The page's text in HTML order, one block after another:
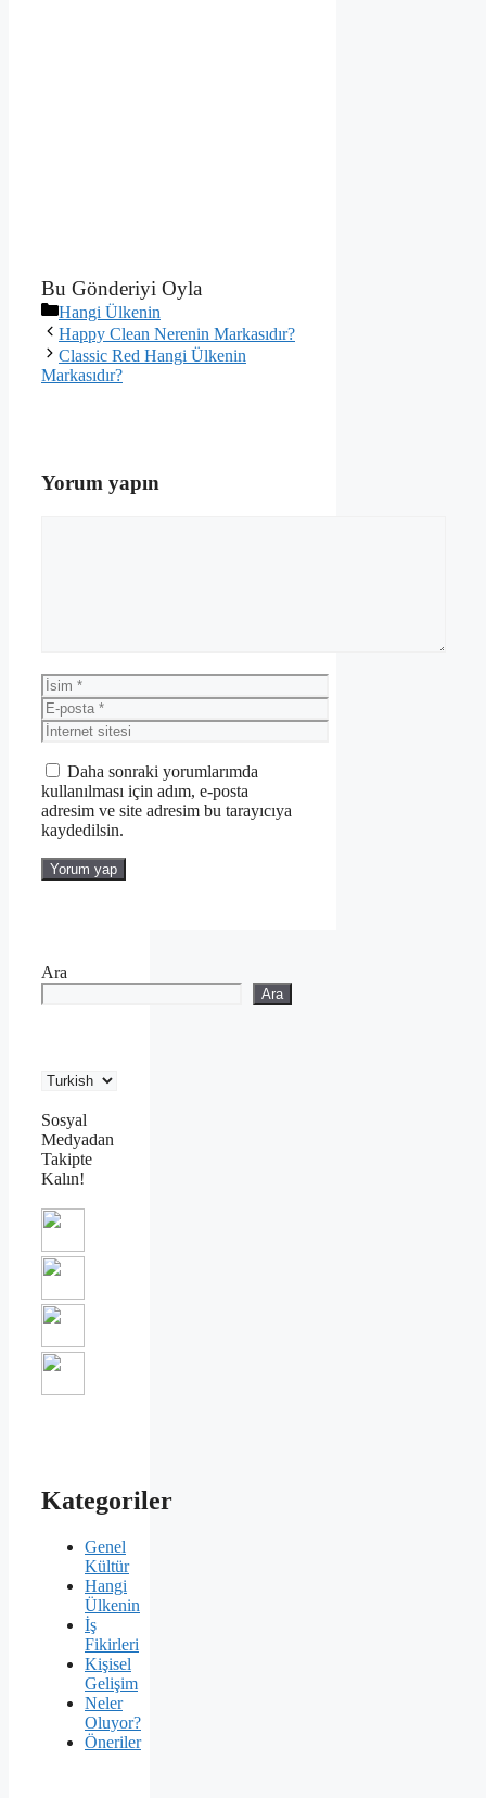
Bu Gönderiyi Oyla
Kategoriler
Hangi Ülkenin
Happy Clean Nerenin Markasıdır?
Classic Red Hangi Ülkenin
Markasıdır?
Yorum yapın
İsim
E-
posta
İnternet
sitesi
Daha sonraki yorumlarımda
kullanılması için adım, e-posta
adresim ve site adresim bu tarayıcıya
kaydedilsin.
Ara
Ara
Sosyal
Medyadan
Takipte
Kalın!
Kategoriler
Genel
Kültür
Hangi
Ülkenin
İş
Fikirleri
Kişisel
Gelişim
Neler
Oluyor?
Öneriler